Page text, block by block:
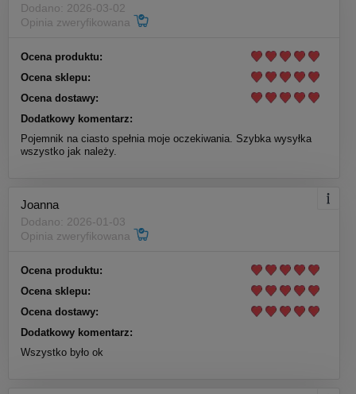
Dodano: 2026-03-02
Opinia zweryfikowana
Ocena produktu:
Ocena sklepu:
Ocena dostawy:
Dodatkowy komentarz:
Pojemnik na ciasto spełnia moje oczekiwania. Szybka wysyłka
wszystko jak należy.
Joanna
Dodano: 2026-01-03
Opinia zweryfikowana
Ocena produktu:
Ocena sklepu:
Ocena dostawy:
Dodatkowy komentarz:
Wszystko było ok